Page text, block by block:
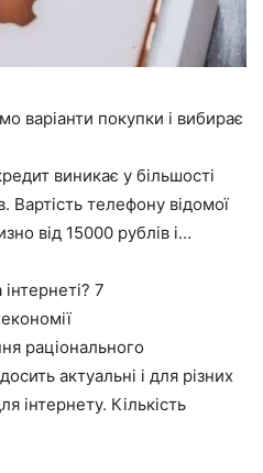
варіанти покупки і вибирає
виникає у більшості
Вартість телефону відомої
від 15000 рублів і…
7
раціонального
актуальні і для різних
інтернету. Кількість